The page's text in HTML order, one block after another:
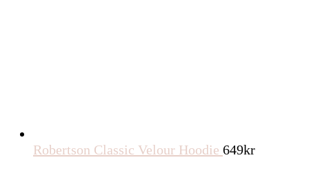
Robertson Classic Velour Hoodie 649kr